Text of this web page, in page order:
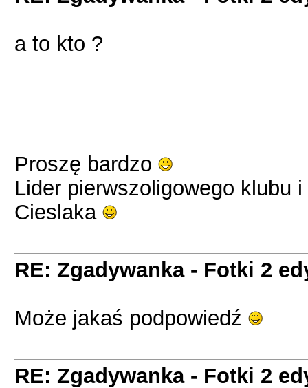
a to kto ?
Proszę bardzo
Lider pierwszoligowego klubu
Cieslaka
RE: Zgadywanka - Fotki 2
Może jakaś podpowiedź
RE: Zgadywanka - Fotki 2